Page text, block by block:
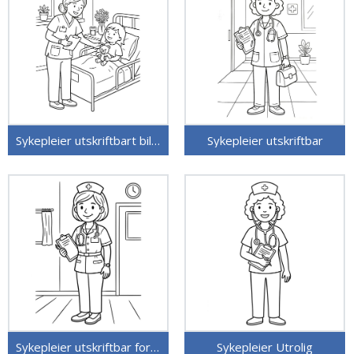
Sykepleier utskriftbart bilde Sykepleier utskriftbar
Sykepleier utskriftbar for barn Sykepleier Utrolig